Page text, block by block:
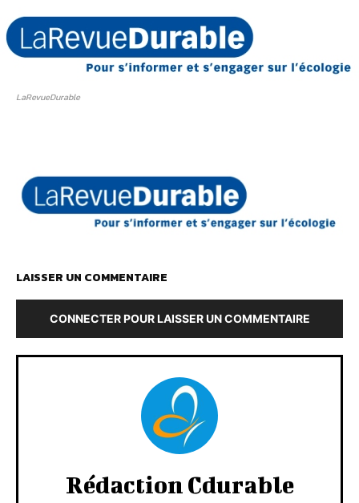
LaRevueDurable
LAISSER UN COMMENTAIRE
CONNECTER POUR LAISSER UN COMMENTAIRE
Rédaction Cdurable